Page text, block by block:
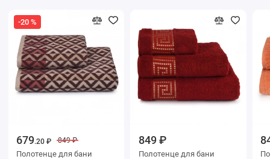
-20 %
679.20 ₽ 849 ₽
Полотенце для бани
849 ₽
Полотенце для бани